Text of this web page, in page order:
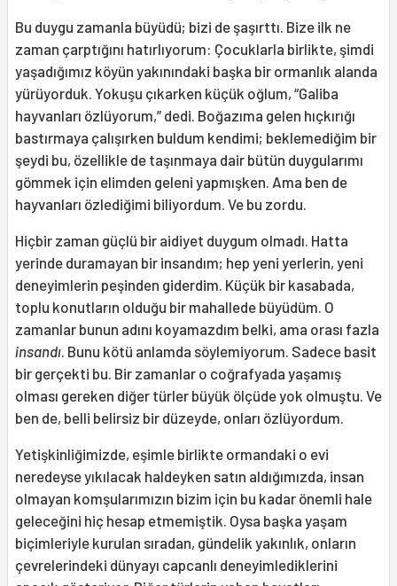
Bu duygu zamanla büyüdü; bizi de şaşırttı. Bize ilk ne
zaman çarptığını hatırlıyorum: Çocuklarla birlikte, şimdi
yaşadığımız köyün yakınındaki başka bir ormanlık alanda
yürüyorduk. Yokuşu çıkarken küçük oğlum, “Galiba
hayvanları özlüyorum,” dedi. Boğazıma gelen hıçkırığı
bastırmaya çalışırken buldum kendimi; beklemediğim bir
şeydi bu, özellikle de taşınmaya dair bütün duygularımı
gömmek için elimden geleni yapmışken. Ama ben de
hayvanları özlediğimi biliyordum. Ve bu zordu.
Hiçbir zaman güçlü bir aidiyet duygum olmadı. Hatta
yerinde duramayan bir insandım; hep yeni yerlerin, yeni
deneyimlerin peşinden giderdim. Küçük bir kasabada,
toplu konutların olduğu bir mahallede büyüdüm. O
zamanlar bunun adını koyamazdım belki, ama orası fazla
insandı . Bunu kötü anlamda söylemiyorum. Sadece basit
bir gerçekti bu. Bir zamanlar o coğrafyada yaşamış
olması gereken diğer türler büyük ölçüde yok olmuştu. Ve
ben de, belli belirsiz bir düzeyde, onları özlüyordum.
Yetişkinliğimizde, eşimle birlikte ormandaki o evi
neredeyse yıkılacak haldeyken satın aldığımızda, insan
olmayan komşularımızın bizim için bu kadar önemli hale
geleceğini hiç hesap etmemiştik. Oysa başka yaşam
biçimleriyle kurulan sıradan, gündelik yakınlık, onların
çevrelerindeki dünyayı capcanlı deneyimlediklerini